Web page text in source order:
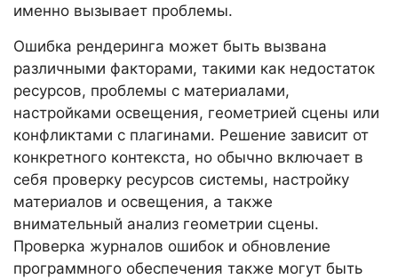
именно вызывает проблемы.
Ошибка рендеринга может быть вызвана
различными факторами, такими как недостаток
ресурсов, проблемы с материалами,
настройками освещения, геометрией сцены или
конфликтами с плагинами. Решение зависит от
конкретного контекста, но обычно включает в
себя проверку ресурсов системы, настройку
материалов и освещения, а также
внимательный анализ геометрии сцены.
Проверка журналов ошибок и обновление
программного обеспечения также могут быть